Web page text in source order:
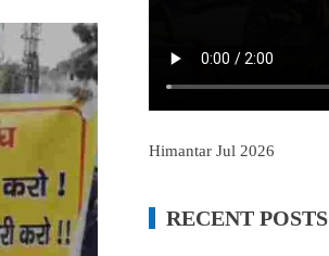
Himantar Jul 2026
RECENT POSTS